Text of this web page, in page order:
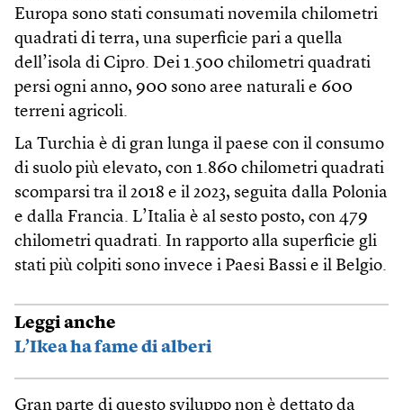
Europa sono stati consumati novemila chilometri
quadrati di terra, una superficie pari a quella
dell’isola di Cipro. Dei 1.500 chilometri quadrati
persi ogni anno, 900 sono aree naturali e 600
terreni agricoli.
La Turchia è di gran lunga il paese con il consumo
di suolo più elevato, con 1.860 chilometri quadrati
scomparsi tra il 2018 e il 2023, seguita dalla Polonia
e dalla Francia. L’Italia è al sesto posto, con 479
chilometri quadrati. In rapporto alla superficie gli
stati più colpiti sono invece i Paesi Bassi e il Belgio.
Leggi anche
L’Ikea ha fame di alberi
Gran parte di questo sviluppo non è dettato da